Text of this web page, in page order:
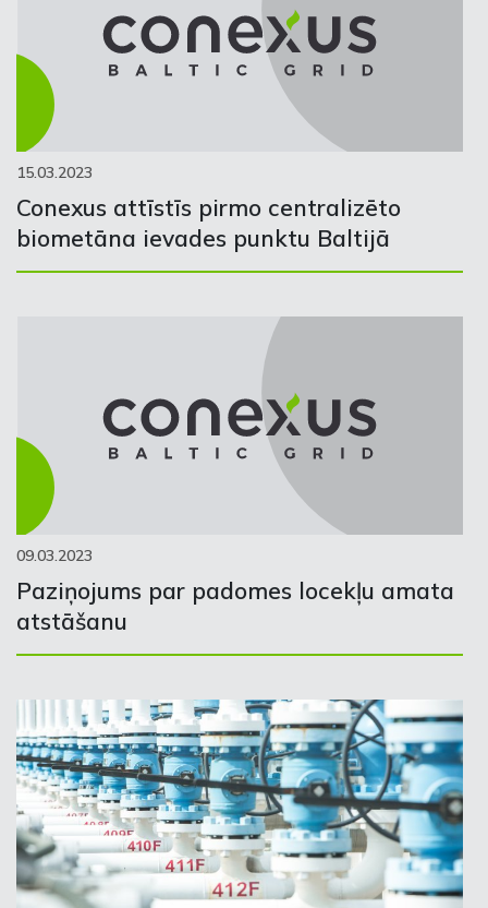
15.03.2023
Conexus attīstīs pirmo centralizēto
biometāna ievades punktu Baltijā
09.03.2023
Paziņojums par padomes locekļu amata
atstāšanu